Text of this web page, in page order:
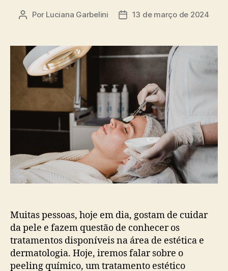
Por Luciana Garbelini 13 de março de 2024
Muitas pessoas, hoje em dia, gostam de cuidar
da pele e fazem questão de conhecer os
tratamentos disponíveis na área de estética e
dermatologia. Hoje, iremos falar sobre o
peeling químico, um tratamento estético